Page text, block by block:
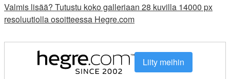
Valmis lisää? Tutustu koko galleriaan 28 kuvilla 14000 px
resoluutiolla osoitteessa Hegre.com
Liity meihin